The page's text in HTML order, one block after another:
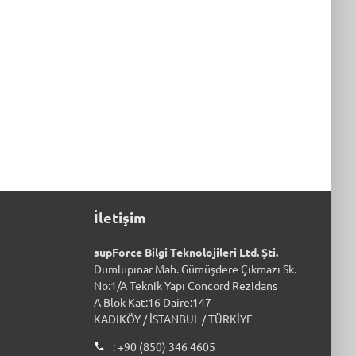
İletişim
supForce Bilgi Teknolojileri Ltd. Şti.
Dumlupınar Mah. Gümüşdere Çıkmazı Sk.
No:1/A Teknik Yapı Concord Rezidans
A Blok Kat:16 Daire:147
KADIKÖY / İSTANBUL / TÜRKİYE
: +90 (850) 346 4605